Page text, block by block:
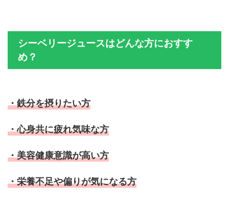
シーベリージュースはどんな方におすす
め？
・鉄分を摂りたい方
・心身共に疲れ気味な方
・美容健康意識が高い方
・栄養不足や偏りが気になる方